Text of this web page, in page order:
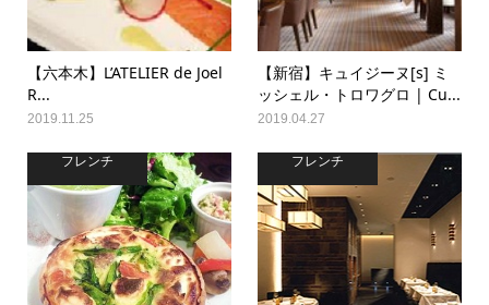
【六本木】L’ATELIER de Joel
R...
2019.11.25
【新宿】キュイジーヌ[s] ミ
ッシェル・トロワグロ | Cu...
2019.04.27
フレンチ フレンチ